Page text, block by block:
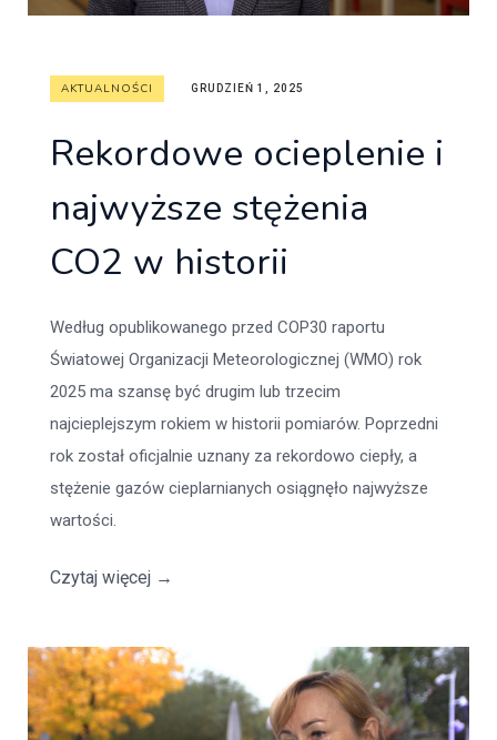
AKTUALNOŚCI GRUDZIEŃ 1, 2025
Rekordowe ocieplenie i
najwyższe stężenia
CO2 w historii
Według opublikowanego przed COP30 raportu
Światowej Organizacji Meteorologicznej (WMO) rok
2025 ma szansę być drugim lub trzecim
najcieplejszym rokiem w historii pomiarów. Poprzedni
rok został oficjalnie uznany za rekordowo ciepły, a
stężenie gazów cieplarnianych osiągnęło najwyższe
wartości.
Czytaj więcej →